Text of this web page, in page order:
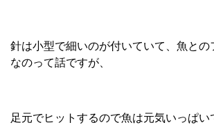
針は小型で細いのが付いていて、魚との
なのって話ですが、
足元でヒットするので魚は元気いっぱい